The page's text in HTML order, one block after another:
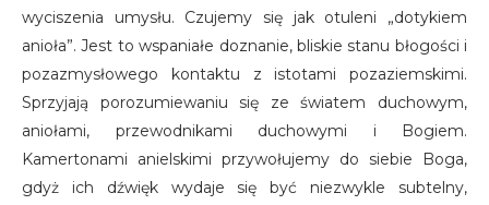
wyciszenia umysłu. Czujemy się jak otuleni „dotykiem
anioła”. Jest to wspaniałe doznanie, bliskie stanu błogości i
pozazmysłowego kontaktu z istotami pozaziemskimi.
Sprzyjają porozumiewaniu się ze światem duchowym,
aniołami, przewodnikami duchowymi i Bogiem.
Kamertonami anielskimi przywołujemy do siebie Boga,
gdyż ich dźwięk wydaje się być niezwykle subtelny,